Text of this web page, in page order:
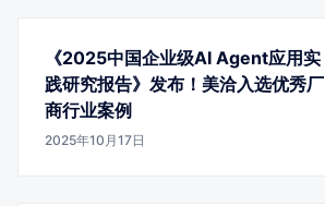
《2025中国企业级AI Agent应用实
践研究报告》发布！美洽入选优秀厂
商行业案例
2025年10月17日